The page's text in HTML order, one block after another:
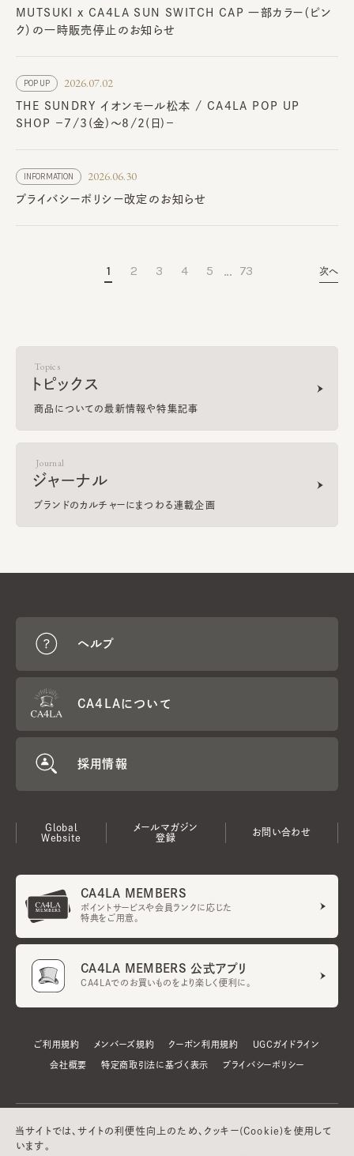
MUTSUKI x CA4LA SUN SWITCH CAP 一部カラー（ピン
ク）の一時販売停止のお知らせ
POP UP 2026.07.02
THE SUNDRY イオンモール松本 / CA4LA POP UP
SHOP －7/3(金)～8/2(日)－
INFORMATION 2026.06.30
プライバシーポリシー改定のお知らせ
1 2 3 4 5 … 73 次へ
Topics
トピックス
商品についての最新情報や特集記事
Journal
ジャーナル
ブランドのカルチャーにまつわる連載企画
ヘルプ
CA4LAについて
採用情報
Global
Website
メールマガジン
登録
お問い合わせ
CA4LA MEMBERS
ポイントサービスや会員ランクに応じた
特典をご用意。
CA4LA MEMBERS 公式アプリ
CA4LAでのお買いものをより楽しく便利に。
ご利用規約 メンバーズ規約 クーポン利用規約 UGCガイドライン
会社概要 特定商取引法に基づく表示 プライバシーポリシー
当サイトでは、サイトの利便性向上のため、クッキー(Cookie)を使用して
います。